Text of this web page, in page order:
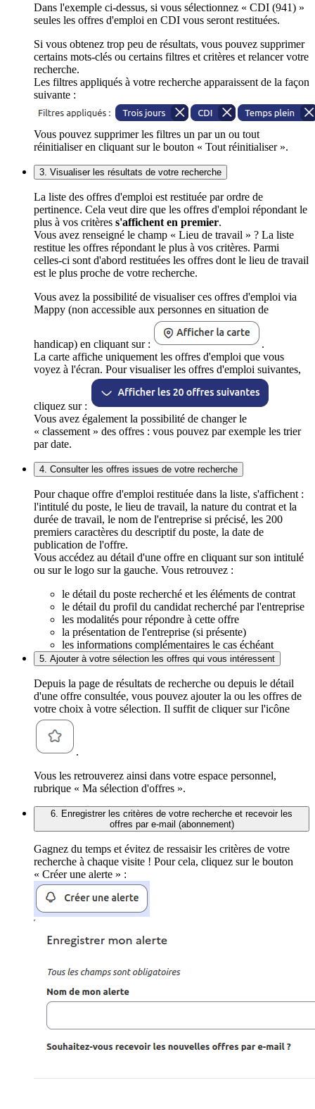
Dans l'exemple ci-dessus, si vous sélectionnez « CDI (941) »
seules les offres d'emploi en CDI vous seront restituées.
Si vous obtenez trop peu de résultats, vous pouvez supprimer
certains mots-clés ou certains filtres et critères et relancer votre
recherche.
Les filtres appliqués à votre recherche apparaissent de la façon
suivante :
Vous pouvez supprimer les filtres un par un ou tout
réinitialiser en cliquant sur le bouton « Tout réinitialiser ».
3. Visualiser les résultats de votre recherche
La liste des offres d'emploi est restituée par ordre de
pertinence. Cela veut dire que les offres d'emploi répondant le
plus à vos critères s'affichent en premier.
Vous avez renseigné le champ « Lieu de travail » ? La liste
restitue les offres répondant le plus à vos critères. Parmi
celles-ci sont d'abord restituées les offres dont le lieu de travail
est le plus proche de votre recherche.
Vous avez la possibilité de visualiser ces offres d'emploi via
Mappy (non accessible aux personnes en situation de
handicap) en cliquant sur :
.
La carte affiche uniquement les offres d'emploi que vous
voyez à l'écran. Pour visualiser les offres d'emploi suivantes,
cliquez sur :
Vous avez également la possibilité de changer le
« classement » des offres : vous pouvez par exemple les trier
par date.
4. Consulter les offres issues de votre recherche
Pour chaque offre d'emploi restituée dans la liste, s'affichent :
l'intitulé du poste, le lieu de travail, la nature du contrat et la
durée de travail, le nom de l'entreprise si précisé, les 200
premiers caractères du descriptif du poste, la date de
publication de l'offre.
Vous accédez au détail d'une offre en cliquant sur son intitulé
ou sur le logo sur la gauche. Vous retrouvez :
le détail du poste recherché et les éléments de contrat
le détail du profil du candidat recherché par l'entreprise
les modalités pour répondre à cette offre
la présentation de l'entreprise (si présente)
les informations complémentaires le cas échéant
5. Ajouter à votre sélection les offres qui vous intéressent
Depuis la page de résultats de recherche ou depuis le détail
d'une offre consultée, vous pouvez ajouter la ou les offres de
votre choix à votre sélection. Il suffit de cliquer sur l'icône
.
Vous les retrouverez ainsi dans votre espace personnel,
rubrique « Ma sélection d'offres ».
6. Enregistrer les critères de votre recherche et recevoir les
offres par e-mail (abonnement)
Gagnez du temps et évitez de ressaisir les critères de votre
recherche à chaque visite ! Pour cela, cliquez sur le bouton
« Créer une alerte » :